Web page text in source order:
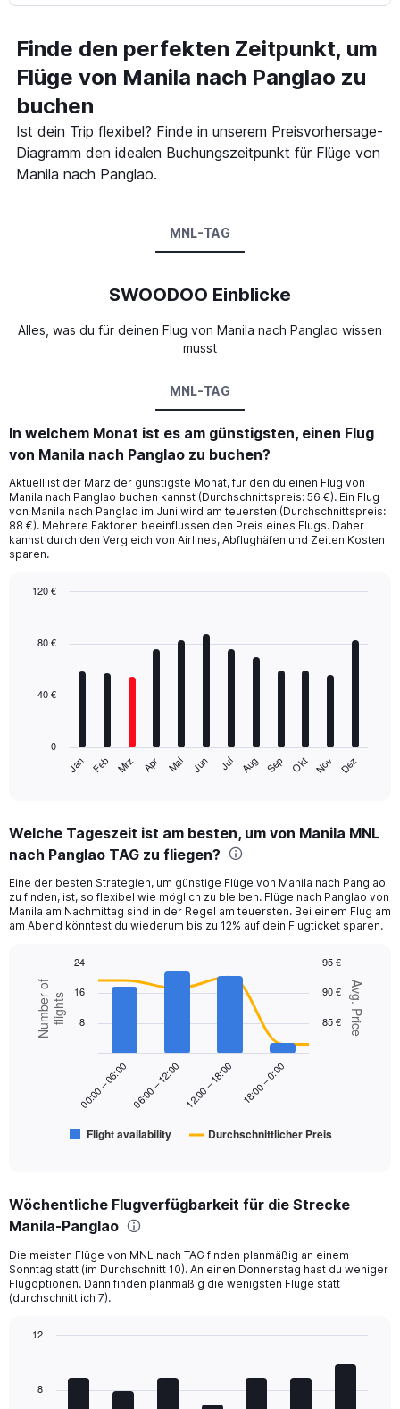
Finde den perfekten Zeitpunkt, um
Flüge von Manila nach Panglao zu
buchen
Ist dein Trip flexibel? Finde in unserem Preisvorhersage-
Diagramm den idealen Buchungszeitpunkt für Flüge von
Manila nach Panglao.
MNL-TAG
SWOODOO Einblicke
Alles, was du für deinen Flug von Manila nach Panglao wissen
musst
MNL-TAG
In welchem Monat ist es am günstigsten, einen Flug
von Manila nach Panglao zu buchen?
Aktuell ist der März der günstigste Monat, für den du einen Flug von
Manila nach Panglao buchen kannst (Durchschnittspreis: 56 €). Ein Flug
von Manila nach Panglao im Juni wird am teuersten (Durchschnittspreis:
88 €). Mehrere Faktoren beeinflussen den Preis eines Flugs. Daher
kannst durch den Vergleich von Airlines, Abflughäfen und Zeiten Kosten
sparen.
with
The
Range:
12
The
chart
has
displaying
values.
Range:
Jan Feb Mrz Apr Mai Jun Jul Aug Sep Okt Nov Dez
0
40 €
80 €
120 €
Welche Tageszeit ist am besten, um von Manila MNL
nach Panglao TAG zu fliegen?
Eine der besten Strategien, um günstige Flüge von Manila nach Panglao
zu finden, ist, so flexibel wie möglich zu bleiben. Flüge nach Panglao von
Manila am Nachmittag sind in der Regel am teuersten. Bei einem Flug am
am Abend könntest du wiederum bis zu 12% auf dein Flugticket sparen.
Combination
chart
with
data
categories.
Range:
categories.
The
chart
displaying
Avg.
Chart
graphic.
Avg. Price
Number offlights
Flight availability Durchschnittlicher Preis
00:00 – 06:00 06:00 – 12:00 12:00 – 18:00 18:00 – 0:00
85 €
90 €
95 €
8
16
24
Wöchentliche Flugverfügbarkeit für die Strecke
Manila-Panglao
Die meisten Flüge von MNL nach TAG finden planmäßig an einem
Sonntag statt (im Durchschnitt 10). An einen Donnerstag hast du weniger
Flugoptionen. Dann finden planmäßig die wenigsten Flüge statt
(durchschnittlich 7).
with8
12